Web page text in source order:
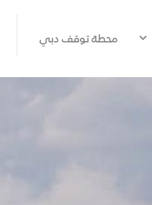
محطة توقف دبي